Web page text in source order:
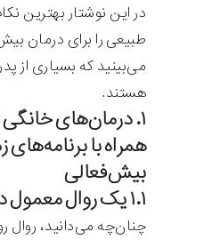
در این نوشتار بهترین
طبیعی را برای درمان
می‌بینید که بسیاری از
هستند.
۱. درمان‌های
همراه با
بیش‌فعالی
۱.۱ یک روال معمول در خانه ایجاد کنید
چنان‌چه می‌دانید، روال